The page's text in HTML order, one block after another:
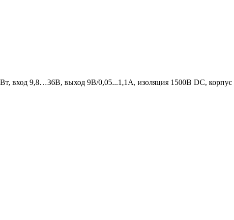
вход 9,8…36В, выход 9В/0,05...1,1А, изоляция 1500В DC,